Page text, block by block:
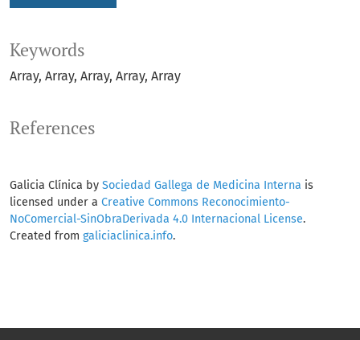
Keywords
Array Array Array Array Array
References
Galicia Clínica by Sociedad Gallega de Medicina Interna is
licensed under a Creative Commons Reconocimiento-
NoComercial-SinObraDerivada 4.0 Internacional License.
Created from galiciaclinica.info.